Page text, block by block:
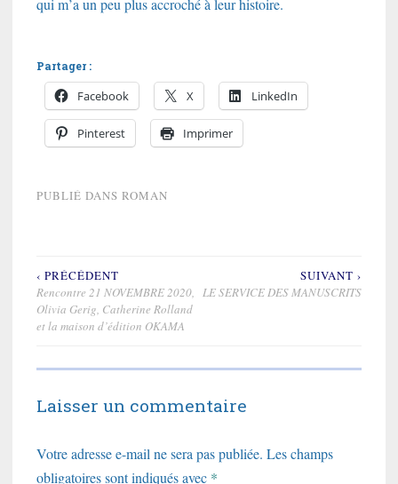
Partager :
Facebook X LinkedIn
Pinterest Imprimer
PUBLIÉ DANS ROMAN
Navigation
de
l’article
‹ PRÉCÉDENT
Rencontre 21 NOVEMBRE 2020,
Olivia Gerig, Catherine Rolland
et la maison d’édition OKAMA
SUIVANT ›
LE SERVICE DES MANUSCRITS
Laisser un commentaire
Votre adresse e-mail ne sera pas publiée. Les champs
obligatoires sont indiqués avec *